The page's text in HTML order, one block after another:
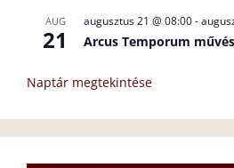
AUG
21
augusztus 21 @ 08:00-
Arcus Temporum
Naptár megtekintése